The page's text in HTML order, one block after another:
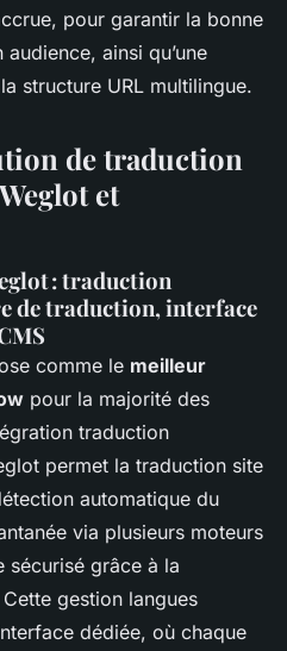
pour garantir la bonne
ainsi qu’une
structure URL multilingue.
de traduction
et
: traduction
de traduction, interface
comme le meilleur
pour la majorité des
traduction
permet la traduction site
automatique du
via plusieurs moteurs
sécurisé grâce à la
Cette gestion langues
dédiée, où chaque